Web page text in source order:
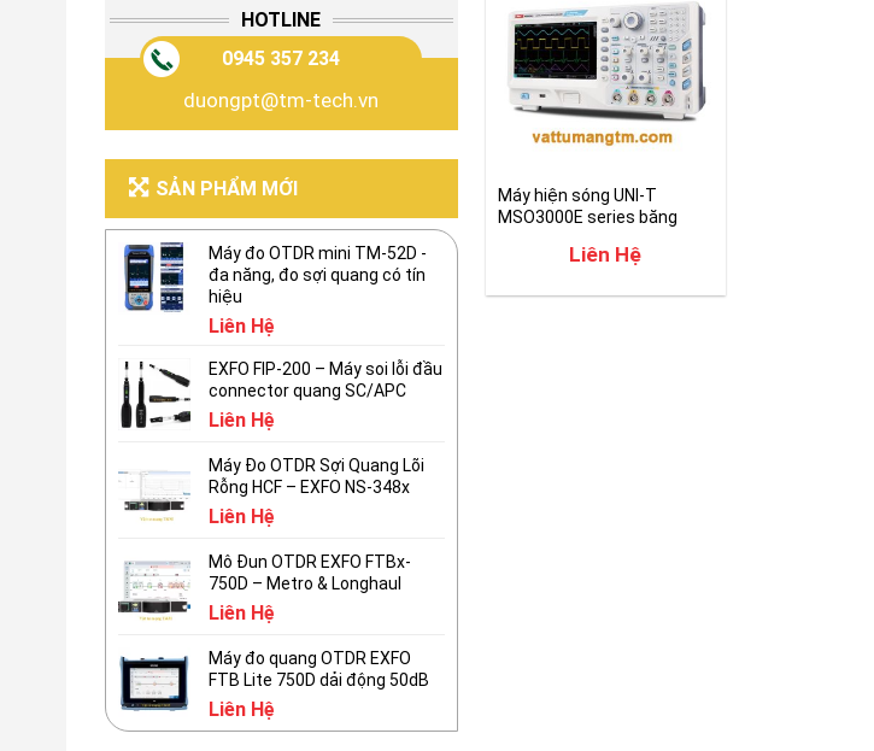
HOTLINE
0945 357 234
duongpt@tm-tech.vn
SẢN PHẨM MỚI
Máy đo OTDR mini TM-52D -
đa năng, đo sợi quang có tín
hiệu
Liên Hệ
EXFO FIP-200 – Máy soi lỗi đầu
connector quang SC/APC
Liên Hệ
Máy Đo OTDR Sợi Quang Lõi
Rỗng HCF – EXFO NS-348x
Liên Hệ
Mô Đun OTDR EXFO FTBx-
750D – Metro & Longhaul
Liên Hệ
Máy đo quang OTDR EXFO
FTB Lite 750D dải động 50dB
Liên Hệ
Máy hiện sóng UNI-T
MSO3000E series băng
Liên Hệ